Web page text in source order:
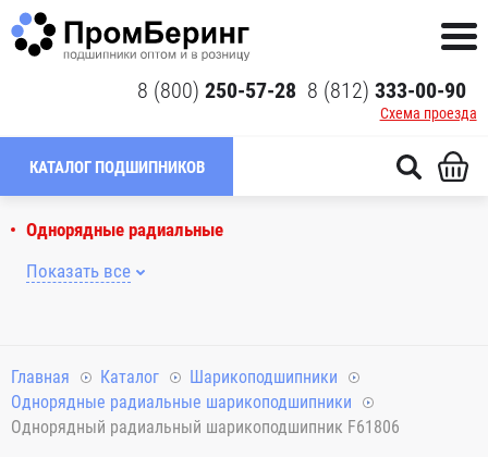
8 (800) 250-57-28 8 (812) 333-00-90
Схема проезда
КАТАЛОГ ПОДШИПНИКОВ
Однорядные радиальные
Показать все
Главная Каталог
Шарикоподшипники
Однорядные радиальные шарикоподшипники
Однорядный радиальный шарикоподшипник F61806